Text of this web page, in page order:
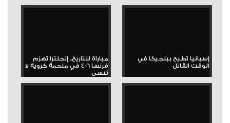
إسبانيا تطيح ببلجيكا في
الوقت القاتل
مباراة للتاريخ.. إنجلترا تهزم
فرنسا 6-4 في ملحمة كروية لا
تُنسى